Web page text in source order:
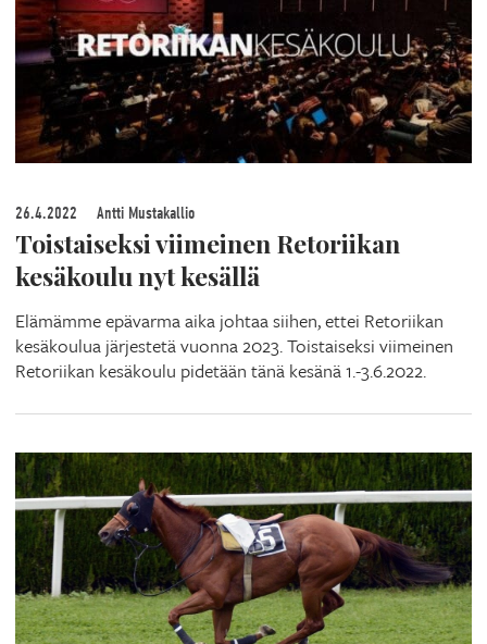
26.4.2022 Antti Mustakallio
Toistaiseksi viimeinen Retoriikan
kesäkoulu nyt kesällä
Elämämme epävarma aika johtaa siihen, ettei Retoriikan
kesäkoulua järjestetä vuonna 2023. Toistaiseksi viimeinen
Retoriikan kesäkoulu pidetään tänä kesänä 1.-3.6.2022.